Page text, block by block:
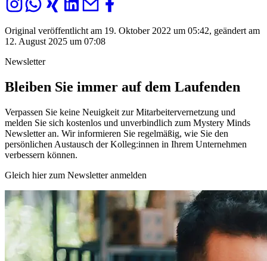
Original veröffentlicht am 19. Oktober 2022 um 05:42, geändert am
12. August 2025 um 07:08
Newsletter
Bleiben Sie immer auf dem Laufenden
Verpassen Sie keine Neuigkeit zur Mitarbeitervernetzung und
melden Sie sich kostenlos und unverbindlich zum Mystery Minds
Newsletter an. Wir informieren Sie regelmäßig, wie Sie den
persönlichen Austausch der Kolleg:innen in Ihrem Unternehmen
verbessern können.
Gleich hier zum Newsletter anmelden